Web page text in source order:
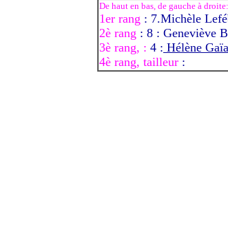
De haut en bas, de gauche à droite:
1er rang : 7.Michèle
2è rang : 8 : Geneviève
3è rang, : 4 : Hélène Gaïa
4è rang, tailleur :